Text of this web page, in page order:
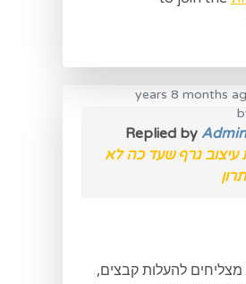
Replied by
גרף שעד כה לא
להעלות קבצים,